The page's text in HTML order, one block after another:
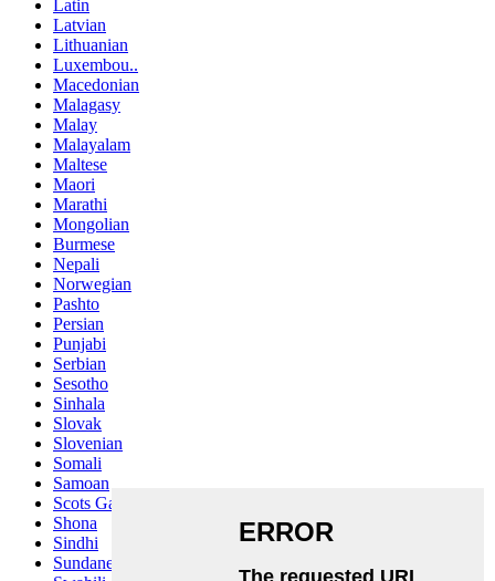
Latin
Latvian
Lithuanian
Luxembou..
Macedonian
Malagasy
Malay
Malayalam
Maltese
Maori
Marathi
Mongolian
Burmese
Nepali
Norwegian
Pashto
Persian
Punjabi
Serbian
Sesotho
Sinhala
Slovak
Slovenian
Somali
Samoan
Scots Gaelic
Shona
Sindhi
Sundanese